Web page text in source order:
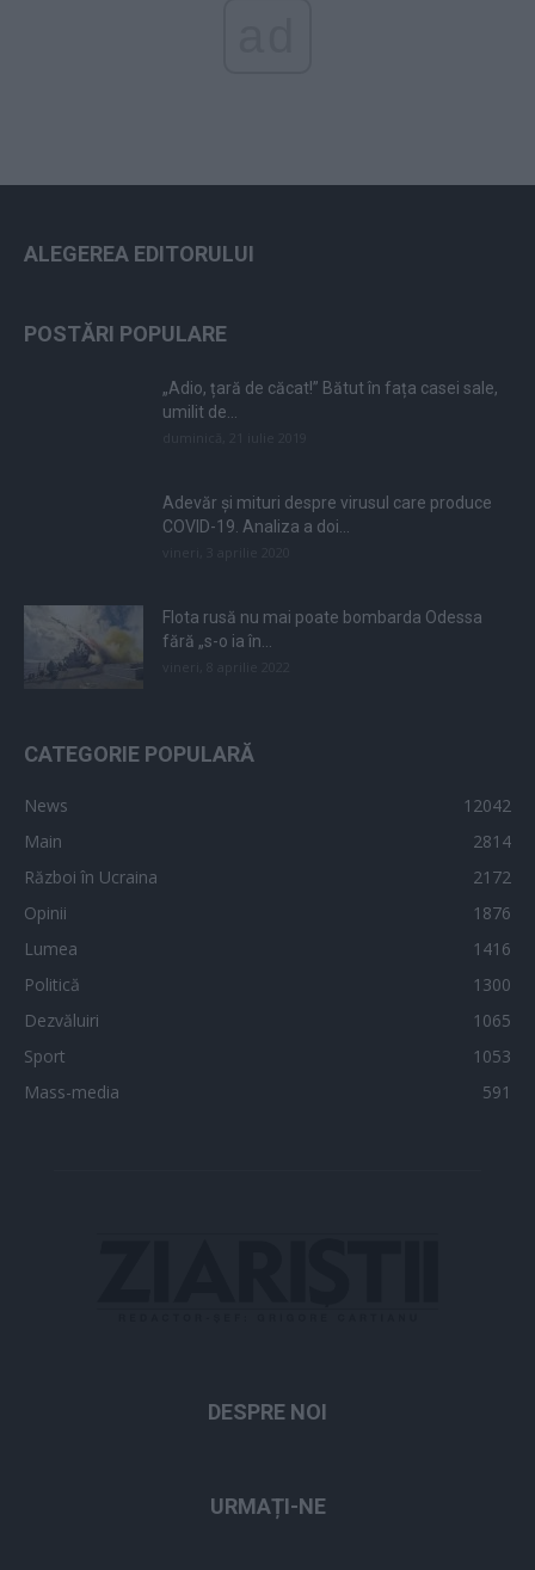
ALEGEREA EDITORULUI
POSTĂRI POPULARE
„Adio, țară de căcat!” Bătut în fața casei sale,
umilit de...
Adevăr și mituri despre virusul care produce
COVID-19. Analiza a doi...
Flota rusă nu mai poate bombarda Odessa
fără „s-o ia în...
CATEGORIE POPULARĂ
News
12042
Main
2814
Război în Ucraina
2172
Opinii
1876
Lumea
1416
Politică
1300
Dezvăluiri
1065
Sport
1053
Mass-media
591
DESPRE NOI
URMAȚI-NE